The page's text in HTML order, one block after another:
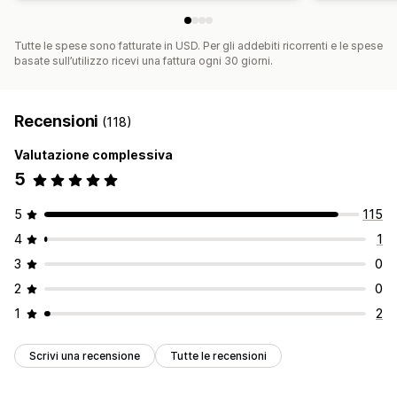
Tutte le spese sono fatturate in USD. Per gli addebiti ricorrenti e le spese
basate sull’utilizzo ricevi una fattura ogni 30 giorni.
Recensioni (118)
Valutazione complessiva
5
5
115
4
1
3
0
2
0
1
2
Scrivi una recensione Tutte le recensioni